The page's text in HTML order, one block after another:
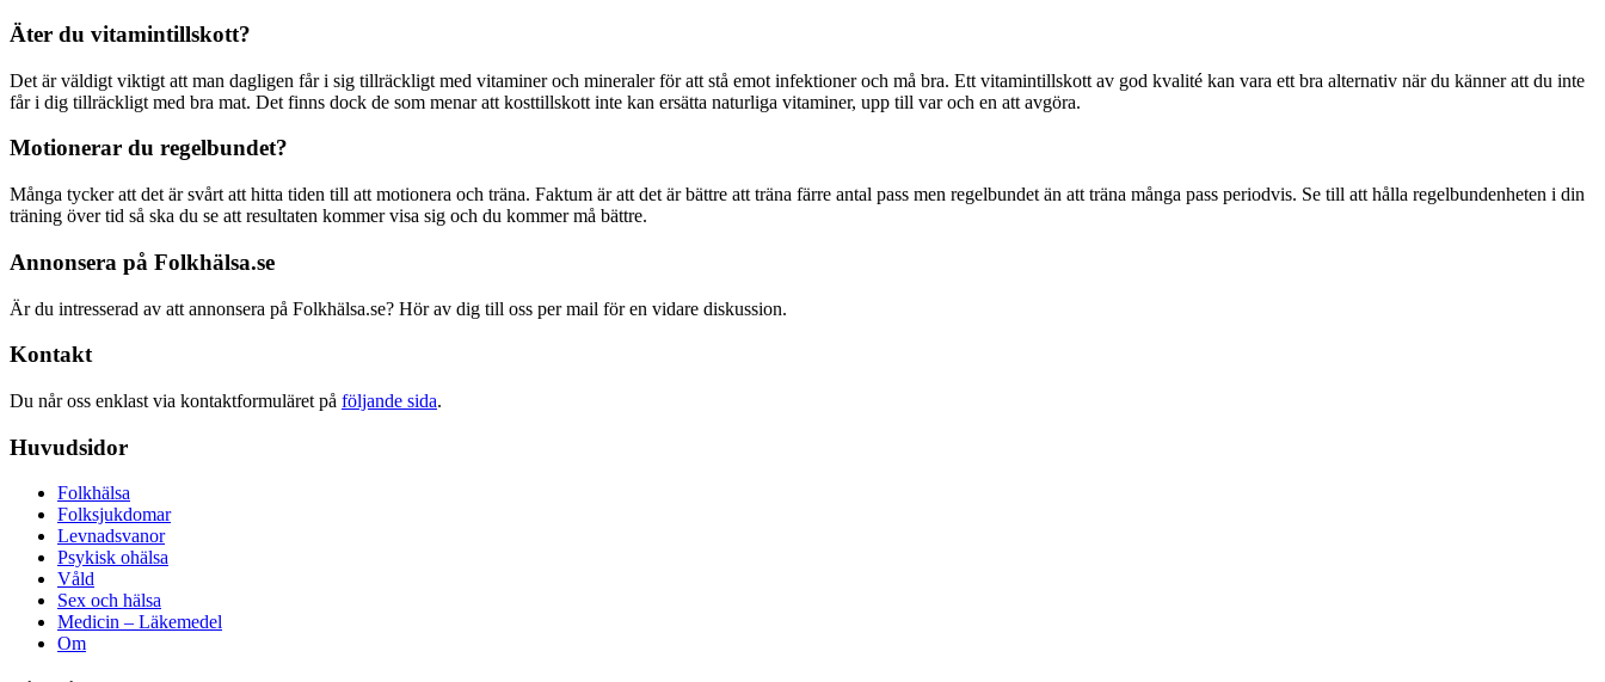
Äter du vitamintillskott?
Det är väldigt viktigt att man dagligen får i sig tillräckligt med vitaminer och mineraler för att stå emot infektioner och må bra. Ett vitamintillskott av god kvalité kan vara ett bra alternativ när du känner att du inte
får i dig tillräckligt med bra mat. Det finns dock de som menar att kosttillskott inte kan ersätta naturliga vitaminer, upp till var och en att avgöra.
Motionerar du regelbundet?
Många tycker att det är svårt att hitta tiden till att motionera och träna. Faktum är att det är bättre att träna färre antal pass men regelbundet än att träna många pass periodvis. Se till att hålla regelbundenheten i din
träning över tid så ska du se att resultaten kommer visa sig och du kommer må bättre.
Annonsera på Folkhälsa.se
Är du intresserad av att annonsera på Folkhälsa.se? Hör av dig till oss per mail för en vidare diskussion.
Kontakt
Du når oss enklast via kontaktformuläret på följande sida.
Huvudsidor
Folkhälsa
Folksjukdomar
Levnadsvanor
Psykisk ohälsa
Våld
Sex och hälsa
Medicin – Läkemedel
Om